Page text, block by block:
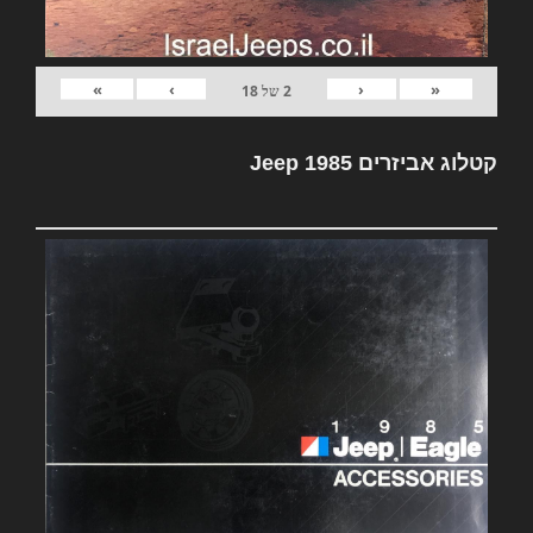
«
‹
2של18
›
»
קטלוג אביזרים Jeep 1985